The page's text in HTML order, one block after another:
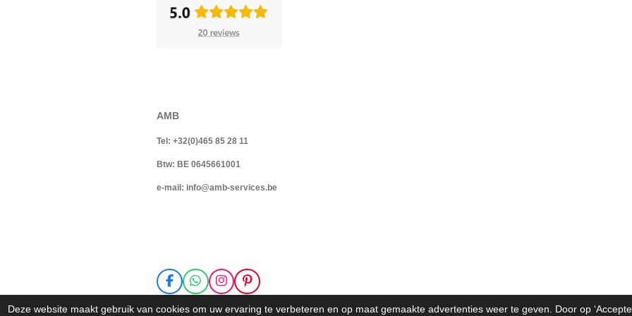
Deze website maakt gebruik van cookies om uw ervaring te verbeteren en op maat gemaakte advertenties weer te geven. Door op
AMB
Tel: +32(0)465 85 28 11
Btw: BE 0645661001
e-mail: info@amb-services.be
F
a
c
W
h
a
I
n
s
P
i
n